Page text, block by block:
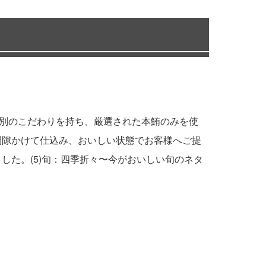
のこだわりを持ち、厳選された本鮪のみを使
かけて仕込み、おいしい状態でお客様へご提
た。(5)旬：四季折々〜今がおいしい旬のネタ